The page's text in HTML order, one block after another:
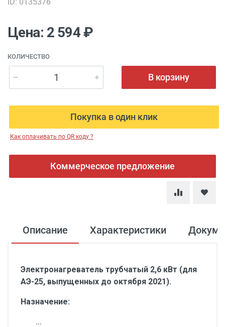
Цена: 2 594 ₽
КОЛИЧЕСТВО
В корзину
Покупка в один клик
Как оплачивать по QR коду ?
Коммерческое предложение
Описание Характеристики
Электронагреватель трубчатый 2,6 кВт (для
АЭ-25, выпущенных до октября 2021).
Назначение:
...